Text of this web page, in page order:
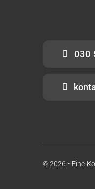
030
© 2026 • Eine